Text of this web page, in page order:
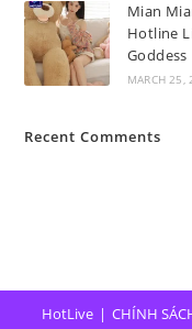
Mian
Hotline
Goddess
MARCH 25,
Recent Comments
HotLive CHÍNH